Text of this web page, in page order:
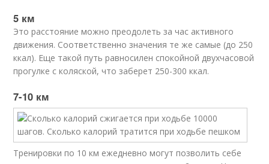
5 км
Это расстояние можно преодолеть за час активного
движения. Соответственно значения те же самые (до 250
ккал). Еще такой путь равносилен спокойной двухчасовой
прогулке с коляской, что заберет 250-300 ккал.
7-10 км
Тренировки по 10 км ежедневно могут позволить себе